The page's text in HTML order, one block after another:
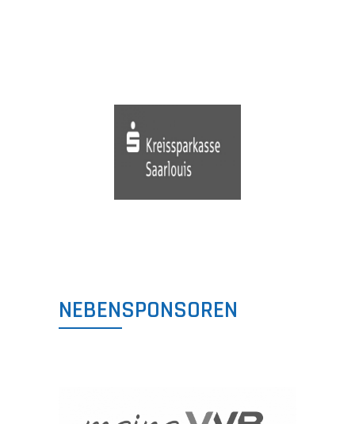
NEBENSPONSOREN